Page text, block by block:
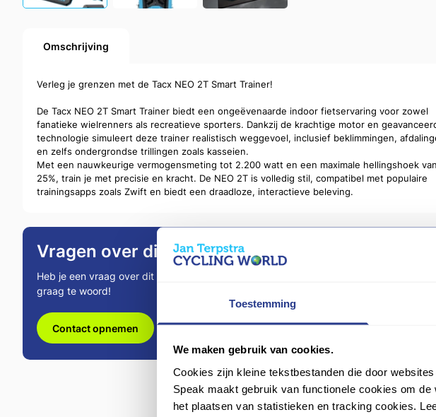
Toestemming
We maken gebruik van cookies.
Cookies zijn kleine tekstbestanden die door
Speak maakt gebruik van functionele cookies om
het plaatsen van statistieken en tracking cookies.
Omschrijving
Verleg je grenzen met de Tacx NEO 2T Smart Trainer!
De Tacx NEO 2T Smart Trainer biedt een ongeëvenaarde indoor fietservaring voor zowel
fanatieke wielrenners als recreatieve sporters. Dankzij de krachtige motor en
technologie simuleert deze trainer realistisch weggevoel, inclusief beklimmingen,
en zelfs ondergrondse trillingen zoals kasseien.
Met een nauwkeurige vermogensmeting tot 2.200 watt en een maximale hellingshoek van
25%, train je met precisie en kracht. De NEO 2T is volledig stil, compatibel met populaire
trainingsapps zoals Zwift en biedt een draadloze, interactieve beleving.
Vragen over dit product?
Heb je een vraag over dit product? Ons team staat je
graag te woord!
Contact opnemen